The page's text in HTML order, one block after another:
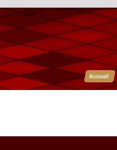
Accueil